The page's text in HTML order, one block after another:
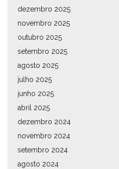
dezembro 2025
novembro 2025
outubro 2025
setembro 2025
agosto 2025
julho 2025
junho 2025
abril 2025
dezembro 2024
novembro 2024
setembro 2024
agosto 2024